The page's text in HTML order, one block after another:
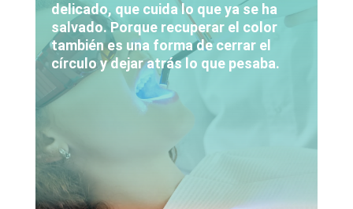
delicado, que cuida lo que ya se ha
salvado. Porque recuperar el color
también es una forma de cerrar el
círculo y dejar atrás lo que pesaba.